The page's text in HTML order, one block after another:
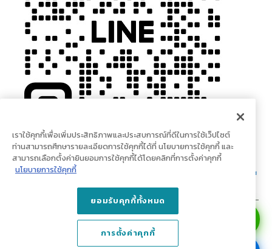
© Copyright 2023 doodeco.com. All Rights Reserved.
บริษัท เน็กซเตอร์ ลีฟวิ่ง จำกัด (สำนักงานใหญ่) เลขที่ 1 ถนนปูนซิเมนต์ไทย แขวง
เราใช้คุกกี้เพื่อเพิ่มประสิทธิภาพและประสบการณ์ที่ดีในการใช้เว็ปไซต์
ท่านสามารถศึกษารายละเอียดการใช้คุกกี้ได้ที่ นโยบายการใช้คุกกี้ และ
สามารถเลือกตั้งค่ายินยอมการใช้คุกกี้ได้โดยคลิกที่การตั้งค่าคุกกี้
นโยบายการใช้คุกกี้
ยอมรับคุกกี้ทั้งหมด
การตั้งค่าคุกกี้